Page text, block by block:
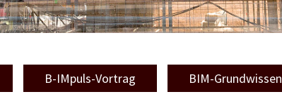
B-IMpuls-Vortrag BIM-Grundwissen